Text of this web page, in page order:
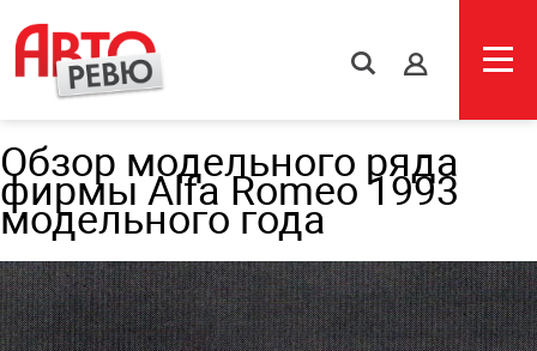
s
Обзор модельного ряда
фирмы Alfa Romeo 1993
модельного года